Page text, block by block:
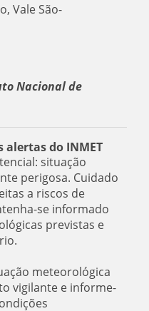
Vale São-
Nacional de
alertas do INMET
situação
perigosa. Cuidado
a riscos de
se informado
previstas e
meteorológica
vigilante e informe-